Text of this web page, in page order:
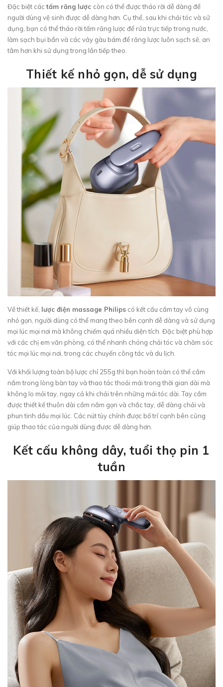
Đặc biệt cáctấm răng lược còn có thể được tháo rời dễ dàng để
người dùng vệ sinh được dễ dàng hơn. Cụ thể, sau khi chải tóc và sử
dụng, bạn có thể tháo rời tấm răng lược để rửa trực tiếp trong nước,
làm sạch bụi bẩn và các vảy gàu bám để răng lược luôn sạch sẽ, an
tâm hơn khi sử dụng trong lần tiếp theo.
Thiết kế nhỏ gọn, dễ sử dụng
Về thiết kế, lược điện massage Philips có kết cấu cầm tay vô cùng
nhỏ gọn, người dùng có thể mang theo bên cạnh dễ dàng và sử dụng
mọi lúc mọi nơi mà không chiếm quá nhiều diện tích. Đặc biệt phù hợp
với các chị em văn phòng, có thể nhanh chóng chải tóc và chăm sóc
tóc mọi lúc mọi nơi, trong các chuyến công tác và du lịch.
Với khối lượng toàn bộ lược chỉ 255g thì bạn hoàn toàn có thể cầm
nắm trong lòng bàn tay và thao tác thoải mái trong thời gian dài mà
không lo mỏi tay, ngay cả khi chải trên những mái tóc dài. Tay cầm
được thiết kế thuôn dài cầm nắm gọn và chắc tay, dễ dàng chải và
phun tinh dầu mọi lúc. Các nút tùy chỉnh được bố trí cạnh bên cũng
giúp thao tác của người dùng được dễ dàng hơn.
Kết cấu không dây, tuổi thọ pin 1
tuần